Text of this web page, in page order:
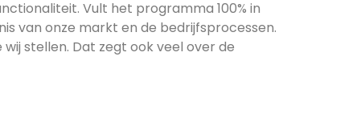
Vult het programma 100% in
van onze markt en de bedrijfsprocessen.
stellen. Dat zegt ook veel over de